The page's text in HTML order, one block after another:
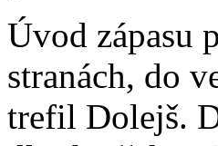
Úvod zápasu
stranách, do
trefil Dolejš.